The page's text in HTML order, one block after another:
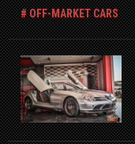
OFF-MARKET CARS